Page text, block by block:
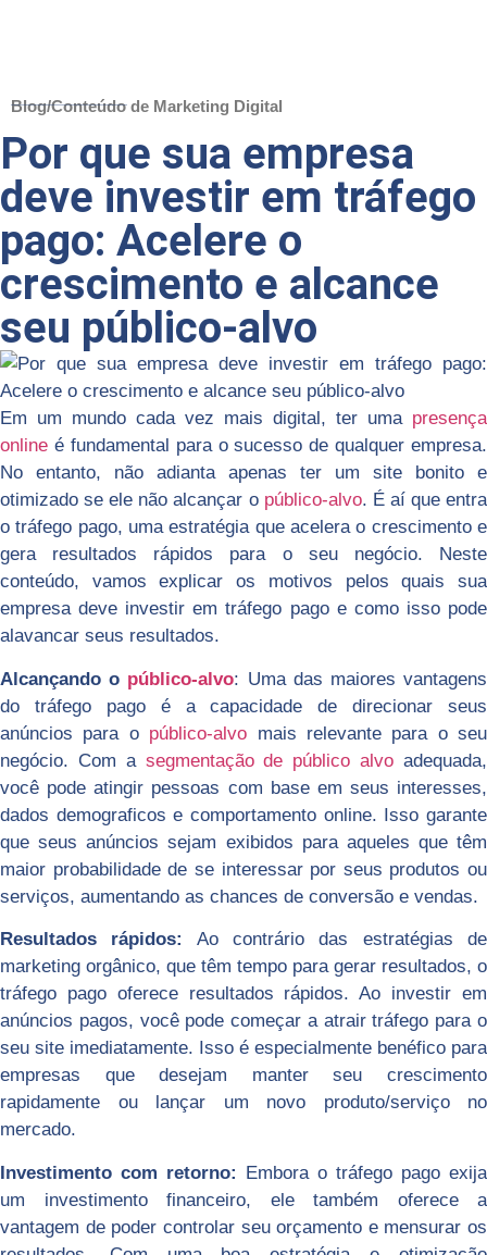
Blog/Conteúdo de Marketing Digital
Por que sua empresa
deve investir em tráfego
pago: Acelere o
crescimento e alcance
seu público-alvo
Em um mundo cada vez mais digital, ter uma presença
online é fundamental para o sucesso de qualquer empresa.
No entanto, não adianta apenas ter um site bonito e
otimizado se ele não alcançar o público-alvo. É aí que entra
o tráfego pago, uma estratégia que acelera o crescimento e
gera resultados rápidos para o seu negócio. Neste
conteúdo, vamos explicar os motivos pelos quais sua
empresa deve investir em tráfego pago e como isso pode
alavancar seus resultados.
Alcançando o público-alvo: Uma das maiores vantagens
do tráfego pago é a capacidade de direcionar seus
anúncios para o público-alvo mais relevante para o seu
negócio. Com a segmentação de público alvo adequada,
você pode atingir pessoas com base em seus interesses,
dados demograficos e comportamento online. Isso garante
que seus anúncios sejam exibidos para aqueles que têm
maior probabilidade de se interessar por seus produtos ou
serviços, aumentando as chances de conversão e vendas.
Resultados rápidos:
Ao contrário das estratégias de
marketing orgânico, que têm tempo para gerar resultados, o
tráfego pago oferece resultados rápidos. Ao investir em
anúncios pagos, você pode começar a atrair tráfego para o
seu site imediatamente. Isso é especialmente benéfico para
empresas que desejam manter seu crescimento
rapidamente ou lançar um novo produto/serviço no
mercado.
Investimento com retorno: Embora o tráfego pago exija
um investimento financeiro, ele também oferece a
vantagem de poder controlar seu orçamento e mensurar os